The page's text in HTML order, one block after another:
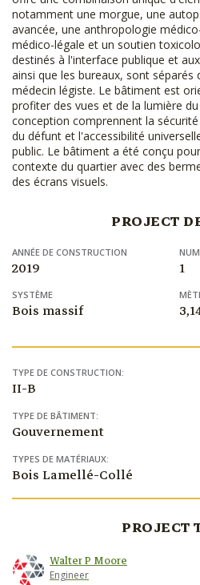
notamment une morgue, une
avancée, une anthropologie
médico-légale et un soutien
destinés à l'interface publique et
ainsi que les bureaux, sont séparés
médecin légiste. Le bâtiment est
profiter des vues et de la lumière
conception comprennent la
du défunt et l'accessibilité
public. Le bâtiment a été conçu
contexte du quartier avec des
des écrans visuels.
PROJECT
ANNÉE DE CONSTRUCTION
2019 1
SYSTÈME
Bois massif
TYPE DE CONSTRUCTION:
II-B
TYPE DE BÂTIMENT:
Gouvernement
TYPES DE MATÉRIAUX:
Bois Lamellé-Collé
PROJECT
Walter P Moore
Engineer